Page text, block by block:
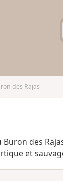
des Rajas
des
et